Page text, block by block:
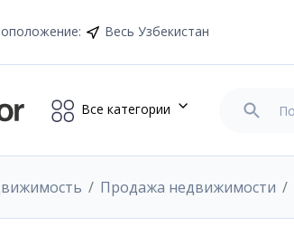
: Весь Узбекистан
Все категории
Продажа недвижимости